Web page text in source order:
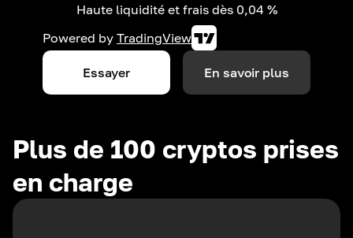
Haute liquidité et frais dès 0,04 %
Powered by TradingView
Essayer En savoir plus
Plus de 100 cryptos prises
en charge